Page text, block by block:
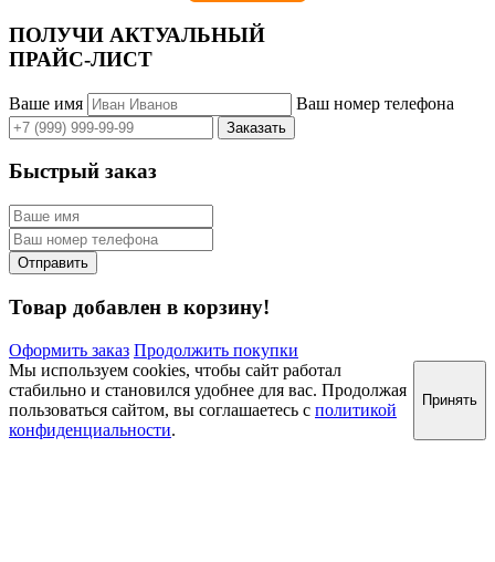
ПОЛУЧИ АКТУАЛЬНЫЙ
ПРАЙС-ЛИСТ
Ваше имя Ваш номер телефона
Быстрый заказ
Товар добавлен в корзину!
Оформить заказ Продолжить покупки
Мы используем cookies, чтобы сайт работал
стабильно и становился удобнее для вас. Продолжая
пользоваться сайтом, вы соглашаетесь с политикой
конфиденциальности.
Принять